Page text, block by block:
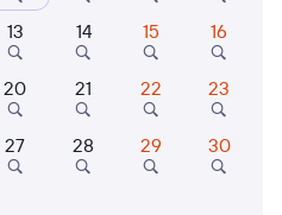
13 14 15 16
20 21 22 23
27 28 29 30